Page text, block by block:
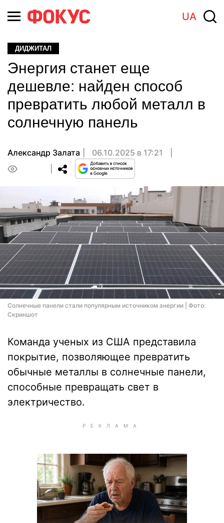
UA
ДИДЖИТАЛ
Энергия станет еще
дешевле: найден способ
превратить любой металл в
солнечную панель
Александр Залата
06.10.2025 в 17:21
Солнечные панели стали популярным источником энергии | Фото:
Скриншот
Команда ученых из США представила
покрытие, позволяющее превратить
обычные металлы в солнечные панели,
способные превращать свет в
электричество.